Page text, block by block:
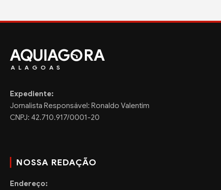
AQUIAG RA
ALAGOAS
Expediente:
Jornalista Responsável: Ronaldo Valentim
CNPJ: 42.710.917/0001-20
NOSSA REDAÇÃO
Endereço: